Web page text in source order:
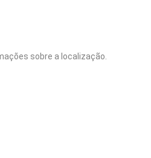
sobre a localização.